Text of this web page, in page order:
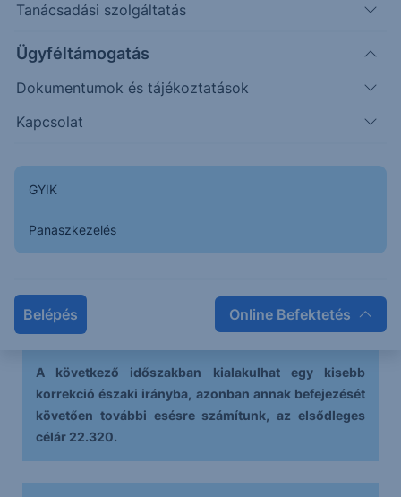
Tanácsadási szolgáltatás
Ügyféltámogatás
Dokumentumok és tájékoztatások
Kapcsolat
GYIK
Panaszkezelés
Belépés Online Befektetés
indikátor-konfiguráció, utóbbi célára 21.660, az
elérési valószínűség 60%, azonban aktuálisan a
újabb csúcsnak, mint az alakzat célárának az
elérését.
A következő időszakban kialakulhat egy kisebb
korrekció északi irányba, azonban annak befejezését
követően további esésre számítunk, az elsődleges
célár 22.320.